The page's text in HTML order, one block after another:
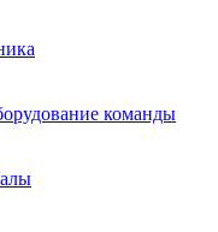
команды